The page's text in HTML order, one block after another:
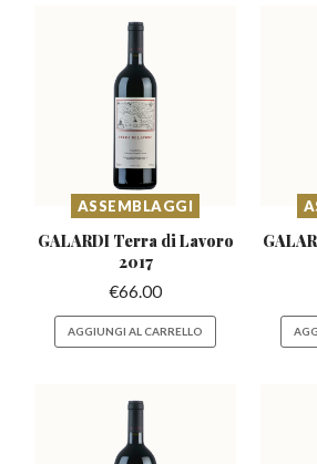
ASSEMBLAGGI
GALARDI Terra di Lavoro
2017
€66.00
AGGIUNGI AL CARRELLO